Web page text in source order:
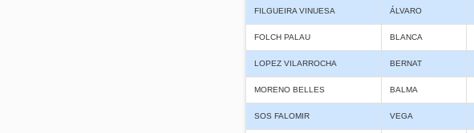
FILGUEIRA VINUESA ÁLVARO
FOLCH PALAU BLANCA
LOPEZ VILARROCHA BERNAT
MORENO BELLES BALMA
SOS FALOMIR VEGA